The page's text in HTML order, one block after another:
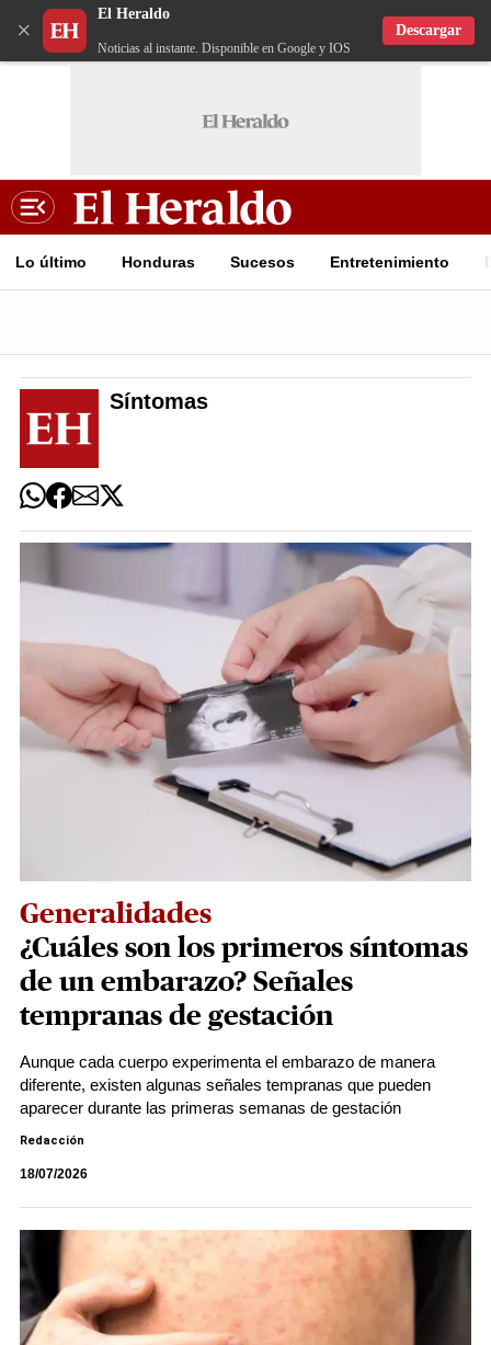
×
El Heraldo
Noticias al instante. Disponible en Google y IOS
Descargar
Lo último Honduras Sucesos Entretenimiento
Síntomas
Generalidades
¿Cuáles son los primeros síntomas
de un embarazo? Señales
tempranas de gestación
Aunque cada cuerpo experimenta el embarazo de manera
diferente, existen algunas señales tempranas que pueden
aparecer durante las primeras semanas de gestación
Redacción
18/07/2026